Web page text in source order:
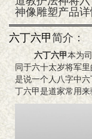
神像雕塑产品
六丁六甲简介：
六丁六甲本为
同于六十太岁将军
是说一个人八字中
丁六甲是道家常用来